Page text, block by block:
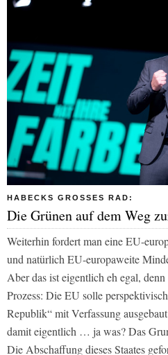
HABECKS GROSSES RAD:
Die Grünen auf dem Weg
Weiterhin fordert man eine EU-
und natürlich EU-europaweite
Aber das ist eigentlich eh egal,
Prozess: Die EU solle
Republik“ mit Verfassung
damit eigentlich … ja was? Das
Die Abschaffung dieses Staates